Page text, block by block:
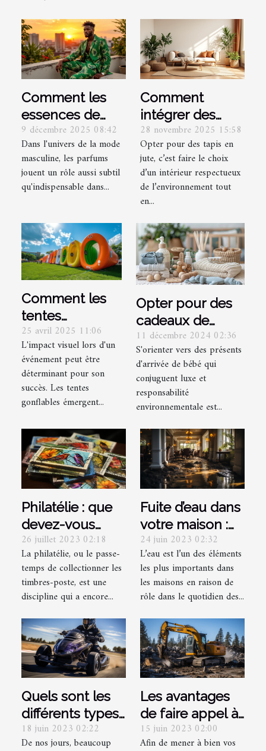
Comment les
essences de
parfum vertes
influencent-
elles la mode
masculine ?
9 décembre 2025 08:42
Dans l'univers de la mode
masculine, les parfums
jouent un rôle aussi subtil
qu'indispensable dans...
Comment
intégrer des
tapis en jute
pour un
intérieur
écologique ?
28 novembre 2025 15:58
Opter pour des tapis en
jute, c’est faire le choix
d’un intérieur respectueux
de l’environnement tout
en...
Comment les
tentes
gonflables
renforcent la
visibilité lors
d'événements
25 avril 2025 11:06
L'impact visuel lors d'un
événement peut être
déterminant pour son
succès. Les tentes
gonflables émergent...
Opter pour des
cadeaux de
naissance de
luxe et
écoresponsables
11 décembre 2024 02:36
S'orienter vers des présents
d'arrivée de bébé qui
conjuguent luxe et
responsabilité
environnementale est...
Philatélie : que
devez-vous
savoir lorsque
vous
collectionnez
des timbres ?
26 juillet 2023 02:18
La philatélie, ou le passe-
temps de collectionner les
timbres-poste, est une
discipline qui a encore...
Fuite d’eau dans
votre maison :
Comment
arriver à
détecter et les
précautions à
rapidement ?
24 juin 2023 02:32
L’eau est l’un des éléments
les plus importants dans
les maisons en raison de
rôle dans le quotidien des...
Quels sont les
différents types
de licences
18 juin 2023 02:22
De nos jours, beaucoup
Les avantages
de faire appel à
une entreprise
15 juin 2023 02:00
Afin de mener à bien vos